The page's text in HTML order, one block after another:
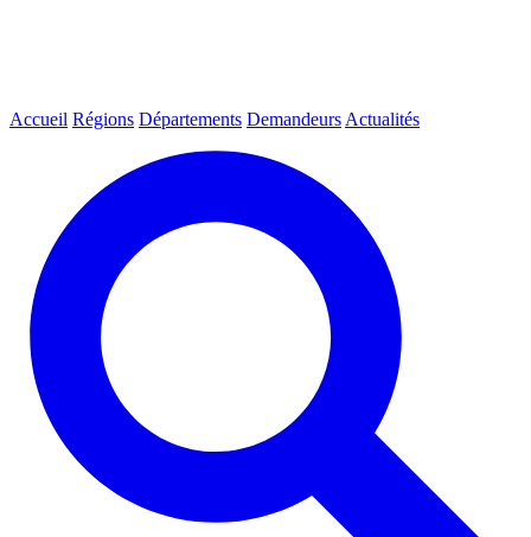
Accueil Régions Départements Demandeurs Actualités